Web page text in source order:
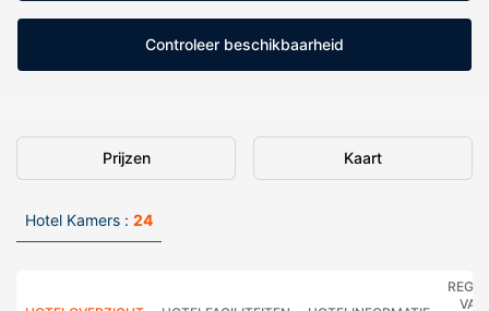
Controleer beschikbaarheid
Prijzen Kaart
Hotel Kamers : 24
VAN